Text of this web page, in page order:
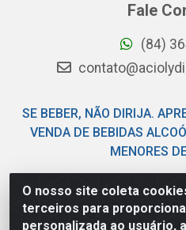
O nosso site coleta
terceiros para
personalizada ao usuário,
Fale
(84)
SE BEBER, NÃO DIRIJA.
VENDA DE BEBIDAS
MENORES
Acioly Distribuidora - Av
Exposições - Parnamirim/